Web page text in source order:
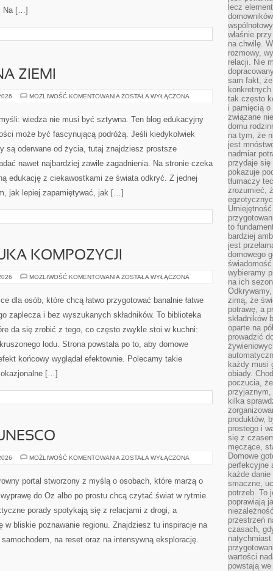
Na […]
ZIEMI
MOŻLIWOŚĆ KOMENTOWANIA HISTORIA
ZIEMI
ZOSTAŁA WYŁĄCZONA
wiedza nie musi być sztywna. Ten blog edukacyjny
może być fascynującą podróżą. Jeśli kiedykolwiek
są oderwane od życia, tutaj znajdziesz prostsze
nawet najbardziej zawiłe zagadnienia. Na stronie czeka
edukację z ciekawostkami ze świata odkryć. Z jednej
jak lepiej zapamiętywać, jak […]
KOMPOZYCJI
MOŻLIWOŚĆ KOMENTOWANIA GIN
SZTUKA
ZOSTAŁA WYŁĄCZONA
dla osób, które chcą łatwo przygotować banalnie łatwe
zaplecza i bez wyszukanych składników. To biblioteka
da się zrobić z tego, co często zwykle stoi w kuchni:
lodu. Strona powstała po to, aby domowe
końcowy wyglądał efektownie. Polecamy takie
[…]
MOŻLIWOŚĆ KOMENTOWANIA MIEJSCA
UNESCO
ZOSTAŁA WYŁĄCZONA
portal stworzony z myślą o osobach, które marzą o
wyprawę do Oz albo po prostu chcą czytać świat w rytmie
porady spotykają się z relacjami z drogi, a
bliskie poznawanie regionu. Znajdziesz tu inspiracje na
na reset oraz na intensywną eksplorację.
lecz
właśnie
na chwilę.
rozmowy,
relacji. Nie
sam fakt,
tak często
i pamięcią
związane
domu
na tym, że
jest
nadmiar
przydaje się
pokazuje
tłumaczy
zrozumieć,
to
bardziej
jest
domowego
wybieramy
na ich
zimą, że
potrawę, a
składników
oparte na
prowadzić
każdy musi
obiady.
poczucia,
kilka
produktów,
prostego i
się z
męczące,
Domowe
perfekcyjne
każde
smaczne,
potrzeb. To
poprawiają
przestrzeń
czasach,
wartości
powstają